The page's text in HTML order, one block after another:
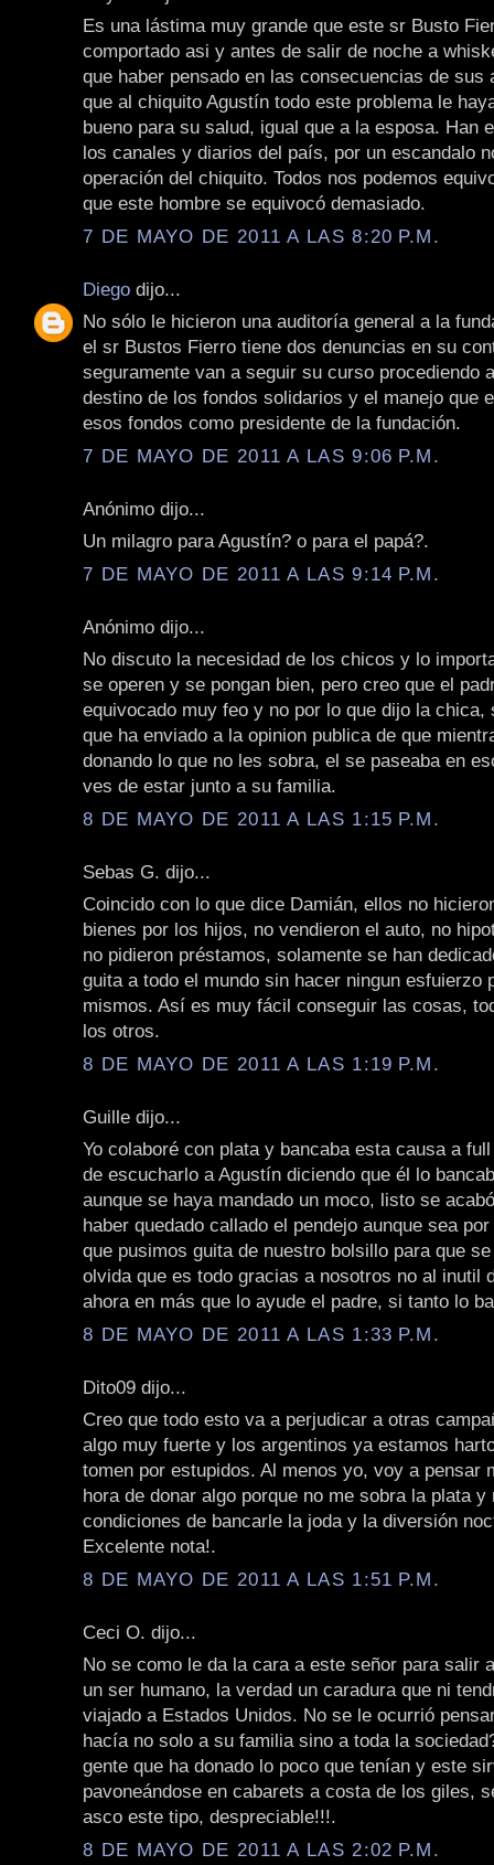
Es una lástima muy grande que este sr Busto
comportado asi y antes de salir de noche a
que haber pensado en las consecuencias de sus
que al chiquito Agustín todo este problema le
bueno para su salud, igual que a la esposa. Han
los canales y diarios del país, por un escandalo
operación del chiquito. Todos nos podemos
que este hombre se equivocó demasiado.
7 DE MAYO DE 2011 A LAS 8:20 P.M.
Diego dijo...
No sólo le hicieron una auditoría general a la
el sr Bustos Fierro tiene dos denuncias en su
seguramente van a seguir su curso procediendo
destino de los fondos solidarios y el manejo que
esos fondos como presidente de la fundación.
7 DE MAYO DE 2011 A LAS 9:06 P.M.
Anónimo dijo...
Un milagro para Agustín? o para el papá?.
7 DE MAYO DE 2011 A LAS 9:14 P.M.
Anónimo dijo...
No discuto la necesidad de los chicos y lo
se operen y se pongan bien, pero creo que el
equivocado muy feo y no por lo que dijo la chica,
que ha enviado a la opinion publica de que
donando lo que no les sobra, el se paseaba en
ves de estar junto a su familia.
8 DE MAYO DE 2011 A LAS 1:15 P.M.
Sebas G. dijo...
Coincido con lo que dice Damián, ellos no
bienes por los hijos, no vendieron el auto, no
no pidieron préstamos, solamente se han
guita a todo el mundo sin hacer ningun esfuierzo
mismos. Así es muy fácil conseguir las cosas,
los otros.
8 DE MAYO DE 2011 A LAS 1:19 P.M.
Guille dijo...
Yo colaboré con plata y bancaba esta causa a
de escucharlo a Agustín diciendo que él lo
aunque se haya mandado un moco, listo se
haber quedado callado el pendejo aunque sea
que pusimos guita de nuestro bolsillo para que
olvida que es todo gracias a nosotros no al inutil
ahora en más que lo ayude el padre, si tanto lo
8 DE MAYO DE 2011 A LAS 1:33 P.M.
Dito09 dijo...
Creo que todo esto va a perjudicar a otras
algo muy fuerte y los argentinos ya estamos
tomen por estupidos. Al menos yo, voy a pensar
hora de donar algo porque no me sobra la plata y
condiciones de bancarle la joda y la diversión
Excelente nota!.
8 DE MAYO DE 2011 A LAS 1:51 P.M.
Ceci O. dijo...
No se como le da la cara a este señor para salir
un ser humano, la verdad un caradura que ni
viajado a Estados Unidos. No se le ocurrió
hacía no solo a su familia sino a toda la
gente que ha donado lo poco que tenían y este
pavoneándose en cabarets a costa de los giles,
asco este tipo, despreciable!!!.
8 DE MAYO DE 2011 A LAS 2:02 P.M.